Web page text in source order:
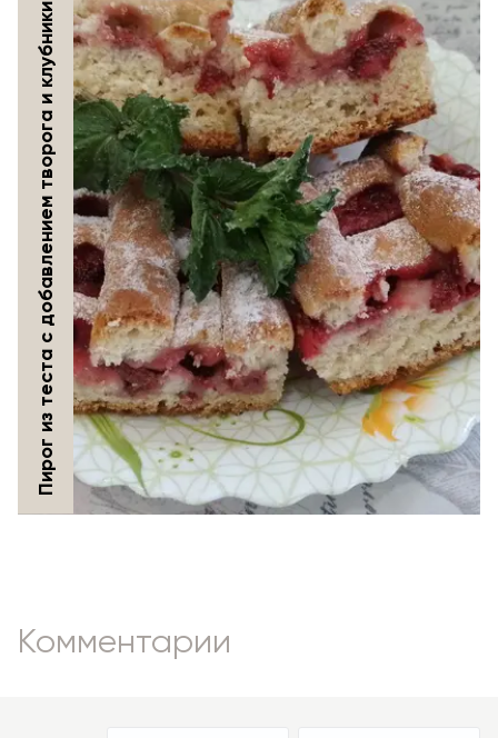
Пирог из теста с добавлением творога и клубники
Комментарии